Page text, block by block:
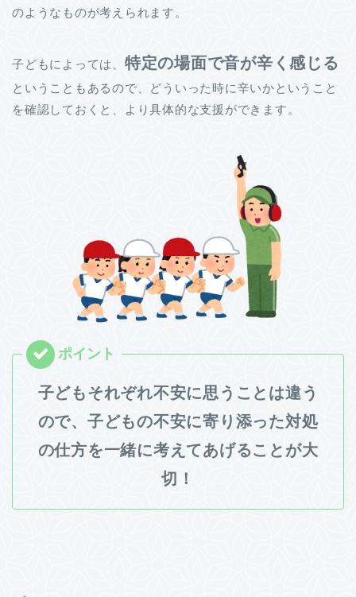
のようなものが考えられます。
子どもによっては、 特定の場面で音が辛く感じる
ということもあるので、どういった時に辛いかということ
を確認しておくと、より具体的な支援ができます。
子どもそれぞれ不安に思うことは違う
ので、子どもの不安に寄り添った対処
の仕方を一緒に考えてあげることが大
切！